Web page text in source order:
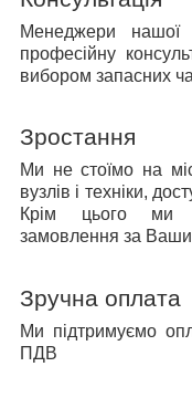
Менеджери нашої
професійну
вибором запасних
Зростання
Ми не стоїмо на
вузлів і техніки,
Крім цього ми
замовлення за
Зручна оплата
Ми підтримуємо
ПДВ